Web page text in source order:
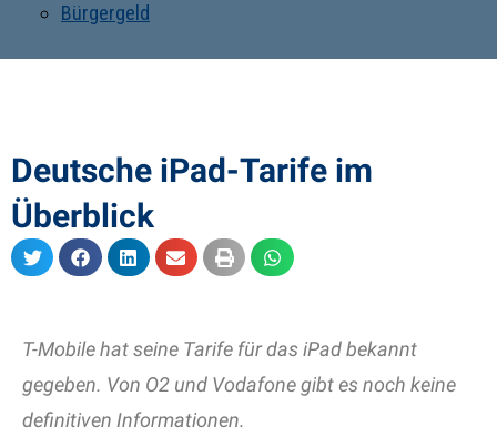
Bürgergeld
Deutsche iPad-Tarife im
Überblick
T-Mobile hat seine Tarife für das iPad bekannt
gegeben. Von O2 und Vodafone gibt es noch keine
definitiven Informationen.